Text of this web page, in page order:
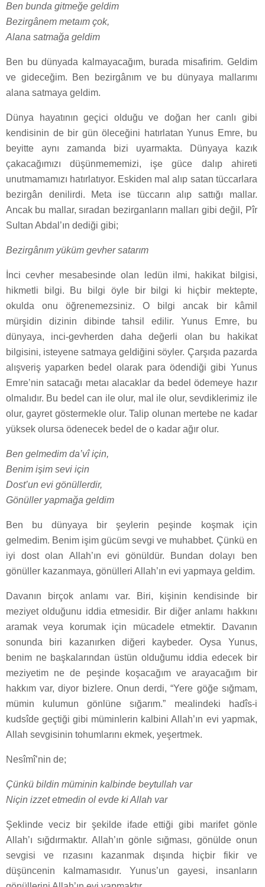
Ben bunda gitmeğe geldim
Bezirgânem metaım çok,
Alana satmağa geldim
Ben bu dünyada kalmayacağım, burada misafirim. Geldim
ve gideceğim. Ben bezirgânım ve bu dünyaya mallarımı
alana satmaya geldim.
Dünya hayatının geçici olduğu ve doğan her canlı gibi
kendisinin de bir gün öleceğini hatırlatan Yunus Emre, bu
beyitte aynı zamanda bizi uyarmakta. Dünyaya kazık
çakacağımızı düşünmememizi, işe güce dalıp ahireti
unutmamamızı hatırlatıyor. Eskiden mal alıp satan tüccarlara
bezirgân denilirdi. Meta ise tüccarın alıp sattığı mallar.
Ancak bu mallar, sıradan bezirganların malları gibi değil, Pîr
Sultan Abdal’ın dediği gibi;
Bezirgânım yüküm gevher satarım
İnci cevher mesabesinde olan ledün ilmi, hakikat bilgisi,
hikmetli bilgi. Bu bilgi öyle bir bilgi ki hiçbir mektepte,
okulda onu öğrenemezsiniz. O bilgi ancak bir kâmil
mürşidin dizinin dibinde tahsil edilir. Yunus Emre, bu
dünyaya, inci-gevherden daha değerli olan bu hakikat
bilgisini, isteyene satmaya geldiğini söyler. Çarşıda pazarda
alışveriş yaparken bedel olarak para ödendiği gibi Yunus
Emre’nin satacağı metaı alacaklar da bedel ödemeye hazır
olmalıdır. Bu bedel can ile olur, mal ile olur, sevdiklerimiz ile
olur, gayret göstermekle olur. Talip olunan mertebe ne kadar
yüksek olursa ödenecek bedel de o kadar ağır olur.
Ben gelmedim da’vî için,
Benim işim sevi için
Dost’un evi gönüllerdir,
Gönüller yapmağa geldim
Ben bu dünyaya bir şeylerin peşinde koşmak için
gelmedim. Benim işim gücüm sevgi ve muhabbet. Çünkü en
iyi dost olan Allah’ın evi gönüldür. Bundan dolayı ben
gönüller kazanmaya, gönülleri Allah’ın evi yapmaya geldim.
Davanın birçok anlamı var. Biri, kişinin kendisinde bir
meziyet olduğunu iddia etmesidir. Bir diğer anlamı hakkını
aramak veya korumak için mücadele etmektir. Davanın
sonunda biri kazanırken diğeri kaybeder. Oysa Yunus,
benim ne başkalarından üstün olduğumu iddia edecek bir
meziyetim ne de peşinde koşacağım ve arayacağım bir
hakkım var, diyor bizlere. Onun derdi, “Yere göğe sığmam,
mümin kulumun gönlüne sığarım.” mealindeki hadîs-i
kudsîde geçtiği gibi müminlerin kalbini Allah’ın evi yapmak,
Allah sevgisinin tohumlarını ekmek, yeşertmek.
Nesîmî’nin de;
Çünkü bildin müminin kalbinde beytullah var
Niçin izzet etmedin ol evde ki Allah var
Şeklinde veciz bir şekilde ifade ettiği gibi marifet gönle
Allah’ı sığdırmaktır. Allah’ın gönle sığması, gönülde onun
sevgisi ve rızasını kazanmak dışında hiçbir fikir ve
düşüncenin kalmamasıdır. Yunus’un gayesi, insanların